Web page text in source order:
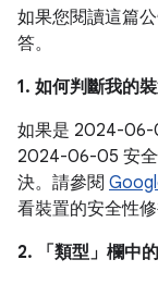
如果您閱讀這篇
答。
1. 如何判斷我的
如果是 2024-06-
2024-06-05 安全
決。請參閱
看裝置的安全性修
2. 「類型」 欄中